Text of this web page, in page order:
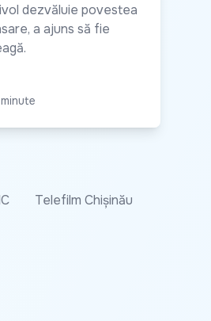
dezvăluie povestea
a ajuns să fie
Telefilm Chișinău